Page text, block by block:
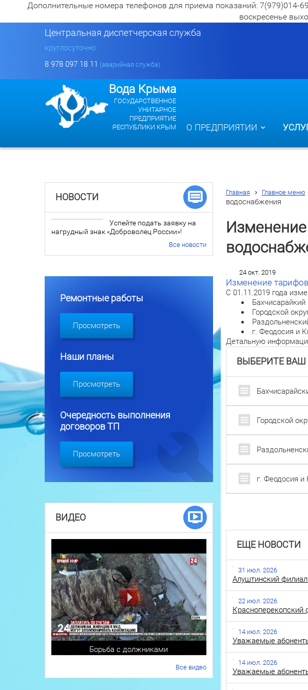
Дополнительные номера телефонов для приема показаний: 7(979)014-
воскресенье
Центральная диспетчерская служба
круглосуточно
8 978 097 18 11 (аварийная служба)
Вода Крыма
ГОСУДАРСТВЕННОЕ
УНИТАРНОЕ
ПРЕДПРИЯТИЕ
РЕСПУБЛИКИ КРЫМ
О ПРЕДПРИЯТИИ
Главная Главное меню
водоснабжения
Изменение
24 окт. 2019
Изменение
С 01.11.2019 года
Бахчисарайкий
Городской
г. Феодосия и
Детальную
ВЫБЕРИТЕ ВАШ
Городской
г. Феодосия и
ЕЩЕ НОВОСТИ
31 июл. 2026
Алуштинский
22 июл. 2026
14 июл. 2026
Уважаемые
14 июл. 2026
Уважаемые
НОВОСТИ
Успейте подать заявку на
нагрудный знак «Доброволец России»!
Все новости
Ремонтные работы
Просмотреть
Наши планы
Просмотреть
Очередность выполнения
договоров ТП
Просмотреть
ВИДЕО
Борьба с должниками
Все видео